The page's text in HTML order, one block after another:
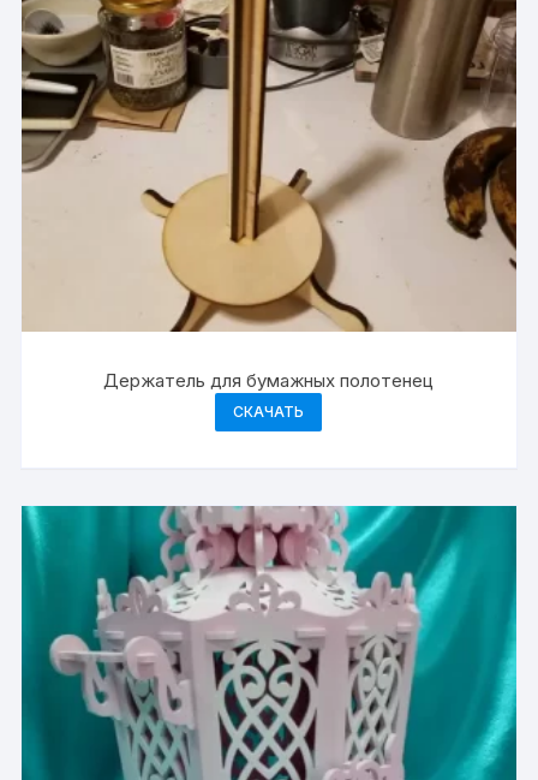
Держатель для бумажных полотенец
СКАЧАТЬ